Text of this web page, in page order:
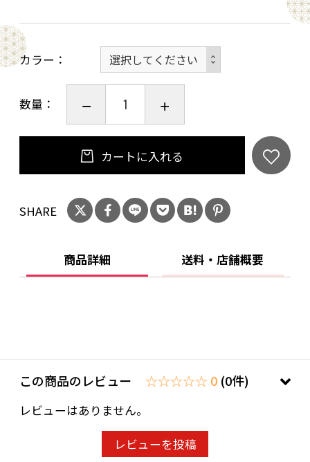
カラー
数量：
カートに入れる
SHARE
商品詳細 送料・店舗概要
この商品のレビュー ☆☆☆☆☆ 0 (0件)
レビューはありません。
レビューを投稿